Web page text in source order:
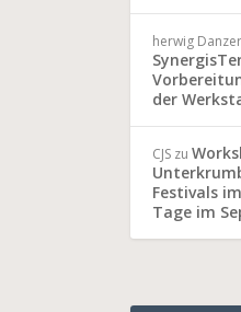
herwig Danzer
der
CJSzu
Festivals
Tage im